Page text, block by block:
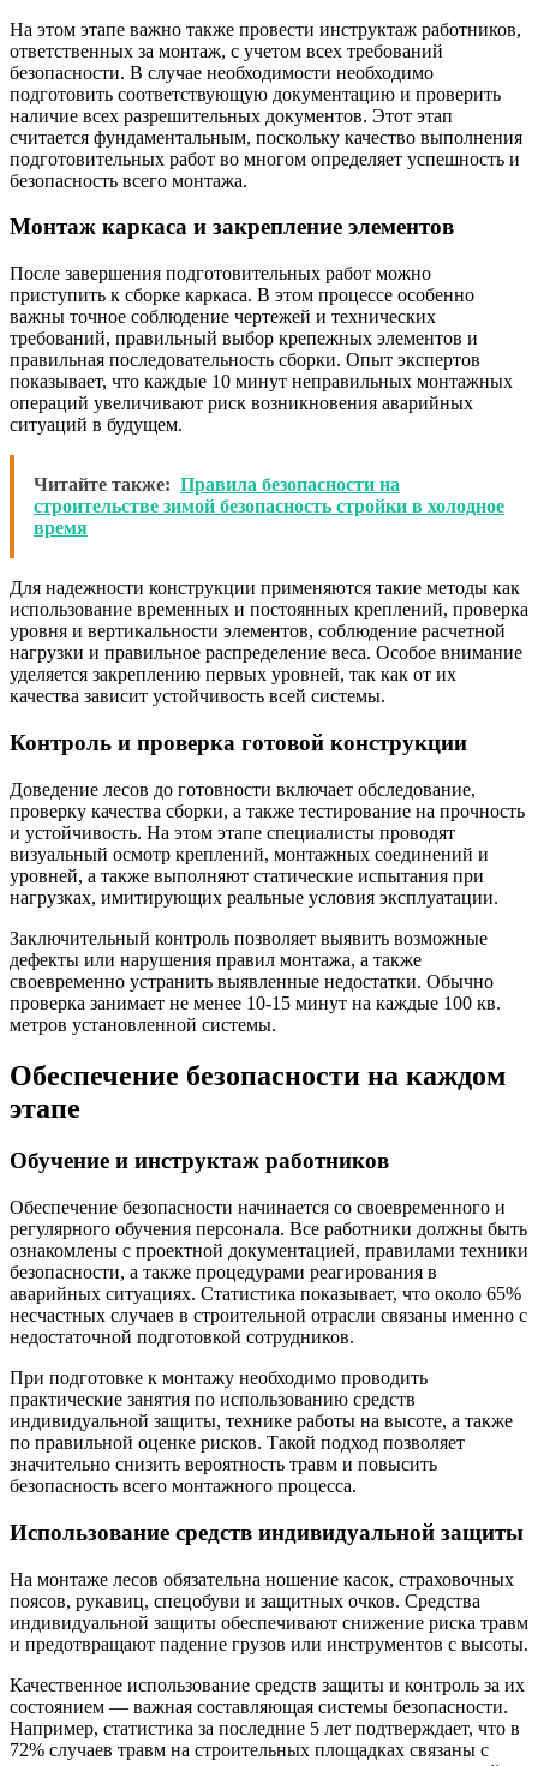
На этом этапе важно также провести инструктаж работников,
ответственных за монтаж, с учетом всех требований
безопасности. В случае необходимости необходимо
подготовить соответствующую документацию и проверить
наличие всех разрешительных документов. Этот этап
считается фундаментальным, поскольку качество выполнения
подготовительных работ во многом определяет успешность и
безопасность всего монтажа.
Монтаж каркаса и закрепление элементов
После завершения подготовительных работ можно
приступить к сборке каркаса. В этом процессе особенно
важны точное соблюдение чертежей и технических
требований, правильный выбор крепежных элементов и
правильная последовательность сборки. Опыт экспертов
показывает, что каждые 10 минут неправильных монтажных
операций увеличивают риск возникновения аварийных
ситуаций в будущем.
Читайте также: Правила безопасности на
строительстве зимой безопасность стройки в холодное
время
Для надежности конструкции применяются такие методы как
использование временных и постоянных креплений, проверка
уровня и вертикальности элементов, соблюдение расчетной
нагрузки и правильное распределение веса. Особое внимание
уделяется закреплению первых уровней, так как от их
качества зависит устойчивость всей системы.
Контроль и проверка готовой конструкции
Доведение лесов до готовности включает обследование,
проверку качества сборки, а также тестирование на прочность
и устойчивость. На этом этапе специалисты проводят
визуальный осмотр креплений, монтажных соединений и
уровней, а также выполняют статические испытания при
нагрузках, имитирующих реальные условия эксплуатации.
Заключительный контроль позволяет выявить возможные
дефекты или нарушения правил монтажа, а также
своевременно устранить выявленные недостатки. Обычно
проверка занимает не менее 10-15 минут на каждые 100 кв.
метров установленной системы.
Обеспечение безопасности на каждом
этапе
Обучение и инструктаж работников
Обеспечение безопасности начинается со своевременного и
регулярного обучения персонала. Все работники должны быть
ознакомлены с проектной документацией, правилами техники
безопасности, а также процедурами реагирования в
аварийных ситуациях. Статистика показывает, что около 65%
несчастных случаев в строительной отрасли связаны именно с
недостаточной подготовкой сотрудников.
При подготовке к монтажу необходимо проводить
практические занятия по использованию средств
индивидуальной защиты, технике работы на высоте, а также
по правильной оценке рисков. Такой подход позволяет
значительно снизить вероятность травм и повысить
безопасность всего монтажного процесса.
Использование средств индивидуальной защиты
На монтаже лесов обязательна ношение касок, страховочных
поясов, рукавиц, спецобуви и защитных очков. Средства
индивидуальной защиты обеспечивают снижение риска травм
и предотвращают падение грузов или инструментов с высоты.
Качественное использование средств защиты и контроль за их
состоянием — важная составляющая системы безопасности.
Например, статистика за последние 5 лет подтверждает, что в
72% случаев травм на строительных площадках связаны с